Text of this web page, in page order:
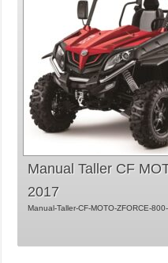
Manual Taller CF
2017
Manual-Taller-CF-MOTO-ZFORCE-